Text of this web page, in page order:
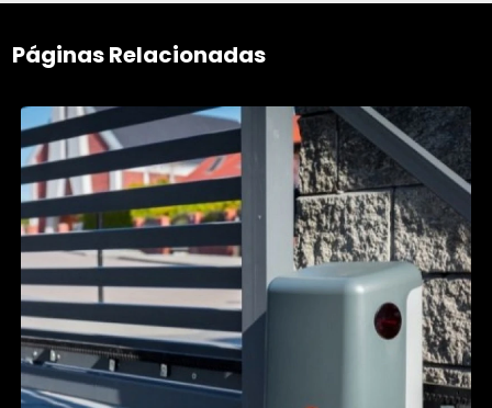
Páginas Relacionadas